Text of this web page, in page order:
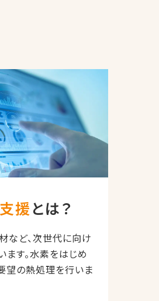
援とは？
など、次世代に向け
ます。水素をはじめ
望の熱処理を行いま